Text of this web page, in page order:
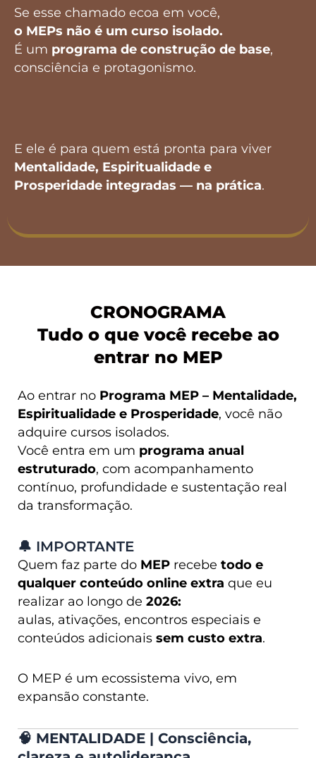
Se esse chamado ecoa em você,
o MEPs não é um curso isolado.
É um programa de construção de base,
consciência e protagonismo.
E ele é para quem está pronta para viver
Mentalidade, Espiritualidade e
Prosperidade integradas — na prática.
CRONOGRAMA
Tudo o que você recebe ao
entrar no MEP
Ao entrar no Programa MEP – Mentalidade,
Espiritualidade e Prosperidade, você não
adquire cursos isolados.
Você entra em um programa anual
estruturado, com acompanhamento
contínuo, profundidade e sustentação real
da transformação.
🔔 IMPORTANTE
Quem faz parte do MEP recebe todo e
qualquer conteúdo online extra que eu
realizar ao longo de 2026:
aulas, ativações, encontros especiais e
conteúdos adicionais sem custo extra.
O MEP é um ecossistema vivo, em
expansão constante.
🧠 MENTALIDADE | Consciência,